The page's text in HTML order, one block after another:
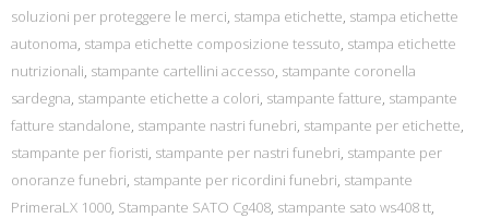
soluzioni per proteggere le merci, stampa etichette, stampa etichette
autonoma, stampa etichette composizione tessuto, stampa etichette
nutrizionali, stampante cartellini accesso, stampante coronella
sardegna, stampante etichette a colori, stampante fatture, stampante
fatture standalone, stampante nastri funebri, stampante per etichette,
stampante per fioristi, stampante per nastri funebri, stampante per
onoranze funebri, stampante per ricordini funebri, stampante
PrimeraLX 1000, Stampante SATO Cg408, stampante sato ws408 tt,